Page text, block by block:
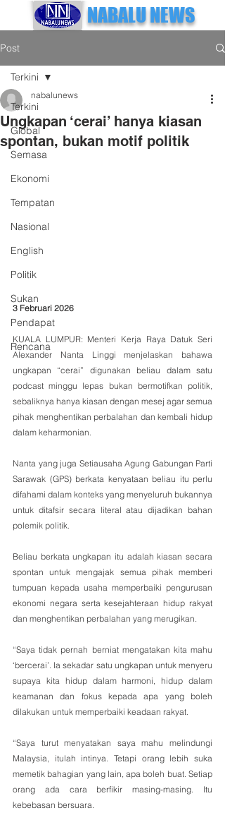
NABALU NEWS
Post
Terkini
Global
Semasa
Ekonomi
Tempatan
Nasional
English
Politik
Sukan
Pendapat
Rencana
Terkini
Ungkapan ‘cerai’ hanya kiasan
spontan, bukan motif politik
nabalunews
3 Februari 2026
KUALA LUMPUR: Menteri Kerja Raya Datuk Seri
Alexander Nanta Linggi menjelaskan bahawa
ungkapan “cerai” digunakan beliau dalam satu
podcast minggu lepas bukan bermotifkan politik,
sebaliknya hanya kiasan dengan mesej agar semua
pihak menghentikan perbalahan dan kembali hidup
dalam keharmonian.
Nanta yang juga Setiausaha Agung Gabungan Parti
Sarawak (GPS) berkata kenyataan beliau itu perlu
difahami dalam konteks yang menyeluruh bukannya
untuk ditafsir secara literal atau dijadikan bahan
polemik politik.
Beliau berkata ungkapan itu adalah kiasan secara
spontan untuk mengajak semua pihak memberi
tumpuan kepada usaha memperbaiki pengurusan
ekonomi negara serta kesejahteraan hidup rakyat
dan menghentikan perbalahan yang merugikan.
“Saya tidak pernah berniat mengatakan kita mahu
‘bercerai’. Ia sekadar satu ungkapan untuk menyeru
supaya kita hidup dalam harmoni, hidup dalam
keamanan dan fokus kepada apa yang boleh
dilakukan untuk memperbaiki keadaan rakyat.
“Saya turut menyatakan saya mahu melindungi
Malaysia, itulah intinya. Tetapi orang lebih suka
memetik bahagian yang lain, apa boleh buat. Setiap
orang ada cara berfikir masing-masing. Itu
kebebasan bersuara.